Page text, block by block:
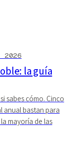
2026
la guía
sabes cómo. Cinco
anual bastan para
mayoría de las